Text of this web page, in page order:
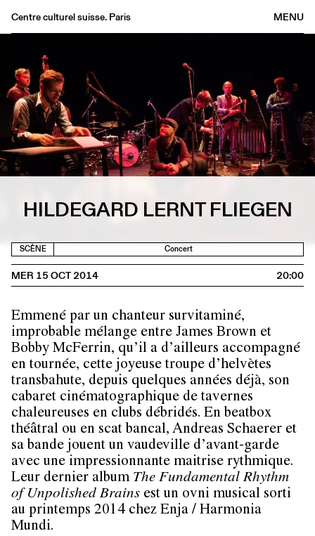
MENU
Centre culturel suisse. Paris
Librairie
Buvette
Archives
Médiathèque
Éditions
Informations
/ EN
HILDEGARD LERNT FLIEGEN
SCÈNE Concert
MER 15 OCT 2014 20:00
Emmené par un chanteur survitaminé,
improbable mélange entre James Brown et
Bobby McFerrin, qu’il a d’ailleurs accompagné
en tournée, cette joyeuse troupe d’helvètes
transbahute, depuis quelques années déjà, son
cabaret cinématographique de tavernes
chaleureuses en clubs débridés. En beatbox
théâtral ou en scat bancal, Andreas Schaerer et
sa bande jouent un vaudeville d’avant-garde
avec une impressionnante maitrise rythmique.
Leur dernier album The Fundamental Rhythm
of Unpolished Brains est un ovni musical sorti
au printemps 2014 chez Enja / Harmonia
Mundi.